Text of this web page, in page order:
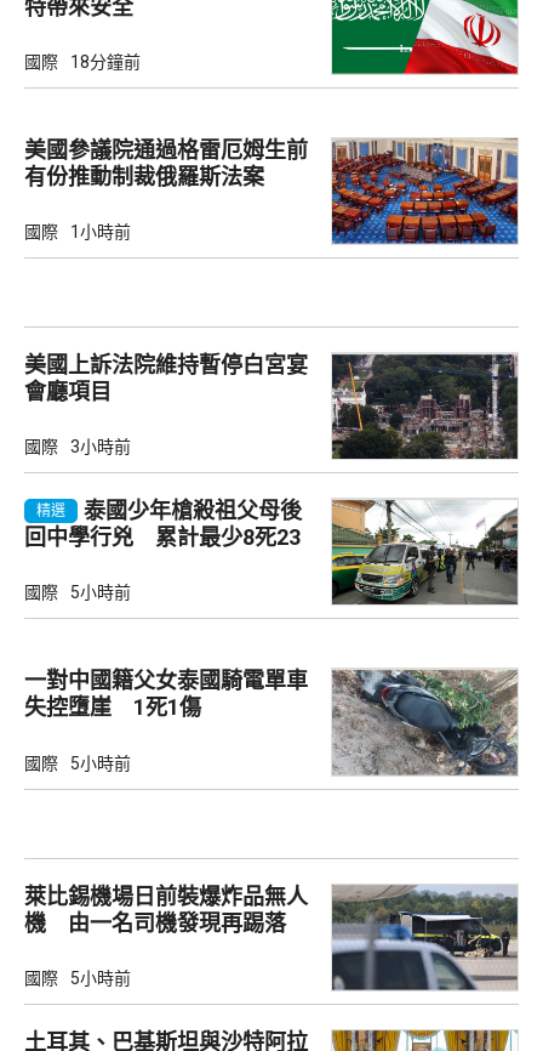
特帶來安全
國際 18分鐘前
美國參議院通過格雷厄姆生前
有份推動制裁俄羅斯法案
國際 1小時前
美國上訴法院維持暫停白宮宴
會廳項目
國際 3小時前
精選
泰國少年槍殺祖父母後
回中學行兇 累計最少8死23
國際 5小時前
一對中國籍父女泰國騎電單車
失控墮崖 1死1傷
國際 5小時前
萊比錫機場日前裝爆炸品無人
機 由一名司機發現再踢落
國際 5小時前
土耳其、巴基斯坦與沙特阿拉